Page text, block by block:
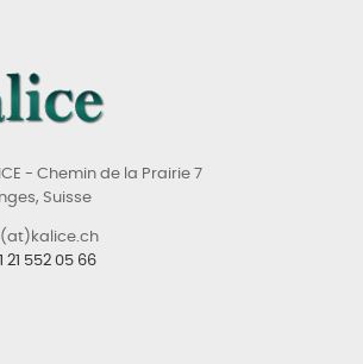
- Chemin de la Prairie 7
Suisse
21 552 05 66